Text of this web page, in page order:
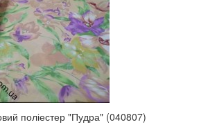
поліестер "Пудра" (040807)